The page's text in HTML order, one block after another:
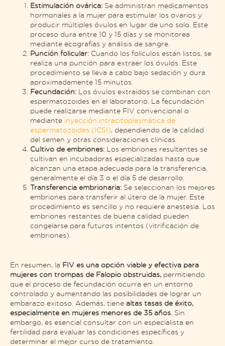
Estimulación ovárica: Se administran medicamentos
hormonales a la mujer para estimular los ovarios y
producir múltiples óvulos en lugar de uno solo. Este
proceso dura entre 10 y 15 días y se monitorea
mediante ecografías y análisis de sangre​​.
Punción folicular: Cuando los folículos están listos, se
realiza una punción para extraer los óvulos. Este
procedimiento se lleva a cabo bajo sedación y dura
aproximadamente 15 minutos​.
Fecundación: Los óvulos extraídos se combinan con
espermatozoides en el laboratorio. La fecundación
puede realizarse mediante FIV convencional o
mediante inyección intracitoplasmática de
espermatozoides (ICSI), dependiendo de la calidad
del semen y otras consideraciones clínicas​.
Cultivo de embriones: Los embriones resultantes se
cultivan en incubadoras especializadas hasta que
alcanzan una etapa adecuada para la transferencia,
generalmente el día 3 o el día 5 de desarrollo​.
Transferencia embrionaria: Se seleccionan los mejores
embriones para transferir al útero de la mujer. Este
procedimiento es sencillo y no requiere anestesia. Los
embriones restantes de buena calidad pueden
congelarse para futuros intentos (vitrificación de
embriones)​.
En resumen, la FIV es una opción viable y efectiva para
mujeres con trompas de Falopio obstruidas, permitiendo
que el proceso de fecundación ocurra en un entorno
controlado y aumentando las posibilidades de lograr un
embarazo exitoso. Además, tiene altas tasas de éxito,
especialmente en mujeres menores de 35 años. Sin
embargo, es esencial consultar con un especialista en
fertilidad para evaluar las condiciones específicas y
determinar el mejor curso de tratamiento.